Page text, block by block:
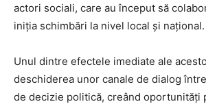
actori sociali, care au început să
iniția schimbări la nivel local și național.
Unul dintre efectele imediate ale
deschiderea unor canale de dialog
de decizie politică, creând oportunități